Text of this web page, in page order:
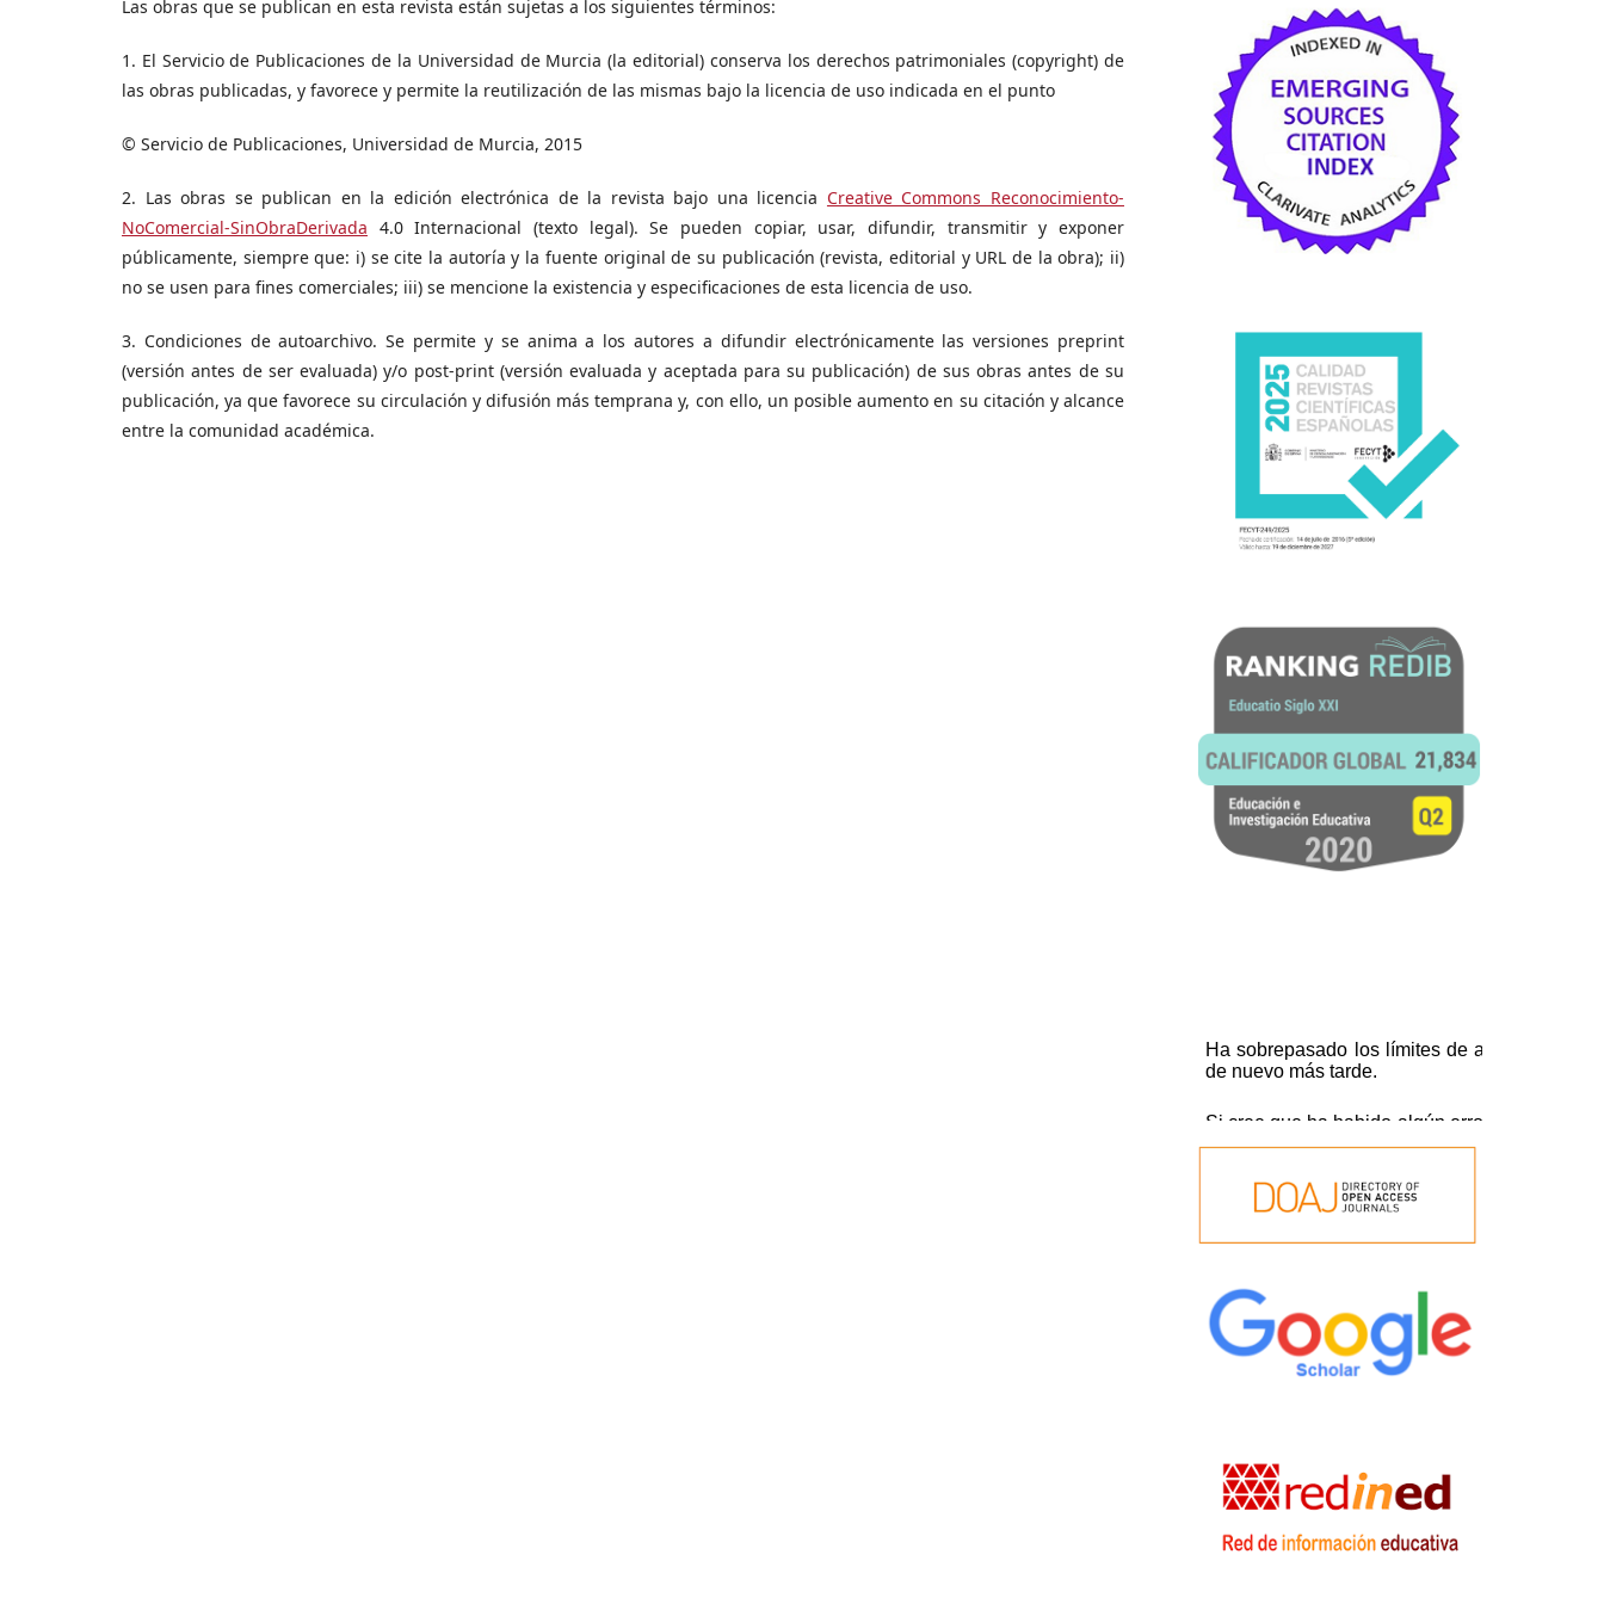
Las obras que se publican en esta revista están sujetas a los siguientes términos:
1. El Servicio de Publicaciones de la Universidad de Murcia (la editorial) conserva los derechos patrimoniales (copyright) de
las obras publicadas, y favorece y permite la reutilización de las mismas bajo la licencia de uso indicada en el punto
© Servicio de Publicaciones, Universidad de Murcia, 2015
2. Las obras se publican en la edición electrónica de la revista bajo una licencia Creative Commons Reconocimiento-
NoComercial-SinObraDerivada 4.0 Internacional (texto legal). Se pueden copiar, usar, difundir, transmitir y exponer
públicamente, siempre que: i) se cite la autoría y la fuente original de su publicación (revista, editorial y URL de la obra); ii)
no se usen para fines comerciales; iii) se mencione la existencia y especificaciones de esta licencia de uso.
3. Condiciones de autoarchivo. Se permite y se anima a los autores a difundir electrónicamente las versiones preprint
(versión antes de ser evaluada) y/o post-print (versión evaluada y aceptada para su publicación) de sus obras antes de su
publicación, ya que favorece su circulación y difusión más temprana y, con ello, un posible aumento en su citación y alcance
entre la comunidad académica.